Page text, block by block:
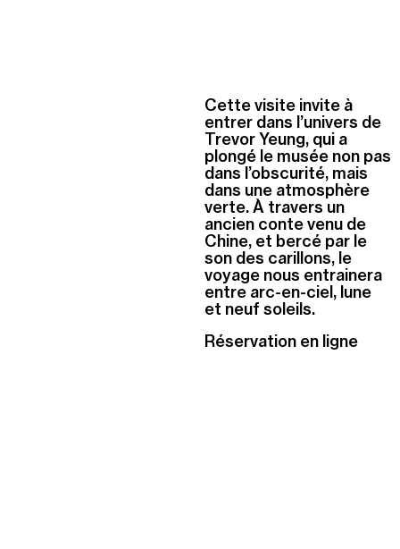
Cette visite invite à
entrer dans l’univers de
Trevor Yeung, qui a
plongé le musée non pas
dans l’obscurité, mais
dans une atmosphère
verte. À travers un
ancien conte venu de
Chine, et bercé par le
son des carillons, le
voyage nous entrainera
entre arc-en-ciel, lune
et neuf soleils.
Réservation en ligne